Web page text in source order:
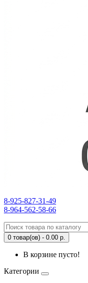
8-925-827-31-49
8-964-562-58-66
0 товар(ов) - 0.00 р.
В корзине пусто!
Категории